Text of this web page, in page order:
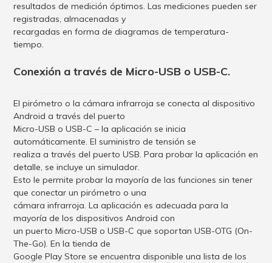
resultados de medición óptimos. Las mediciones pueden ser
registradas, almacenadas y
recargadas en forma de diagramas de temperatura-
tiempo.
Conexión a través de Micro-USB o USB-C.
El pirómetro o la cámara infrarroja se conecta al dispositivo
Android a través del puerto
Micro-USB o USB-C – la aplicación se inicia
automáticamente. El suministro de tensión se
realiza a través del puerto USB. Para probar la aplicación en
detalle, se incluye un simulador.
Esto le permite probar la mayoría de las funciones sin tener
que conectar un pirómetro o una
cámara infrarroja. La aplicación es adecuada para la
mayoría de los dispositivos Android con
un puerto Micro-USB o USB-C que soportan USB-OTG (On-
The-Go). En la tienda de
Google Play Store se encuentra disponible una lista de los